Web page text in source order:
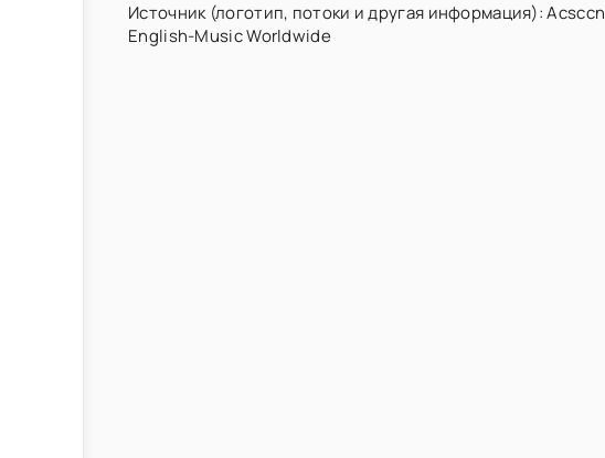
Источник (логотип, потоки и другая информация): Acsccn
English-Music Worldwide